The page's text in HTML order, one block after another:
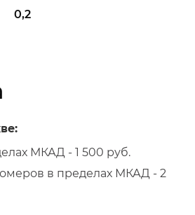
0,2
МКАД - 1 500 руб.
в пределах МКАД - 2